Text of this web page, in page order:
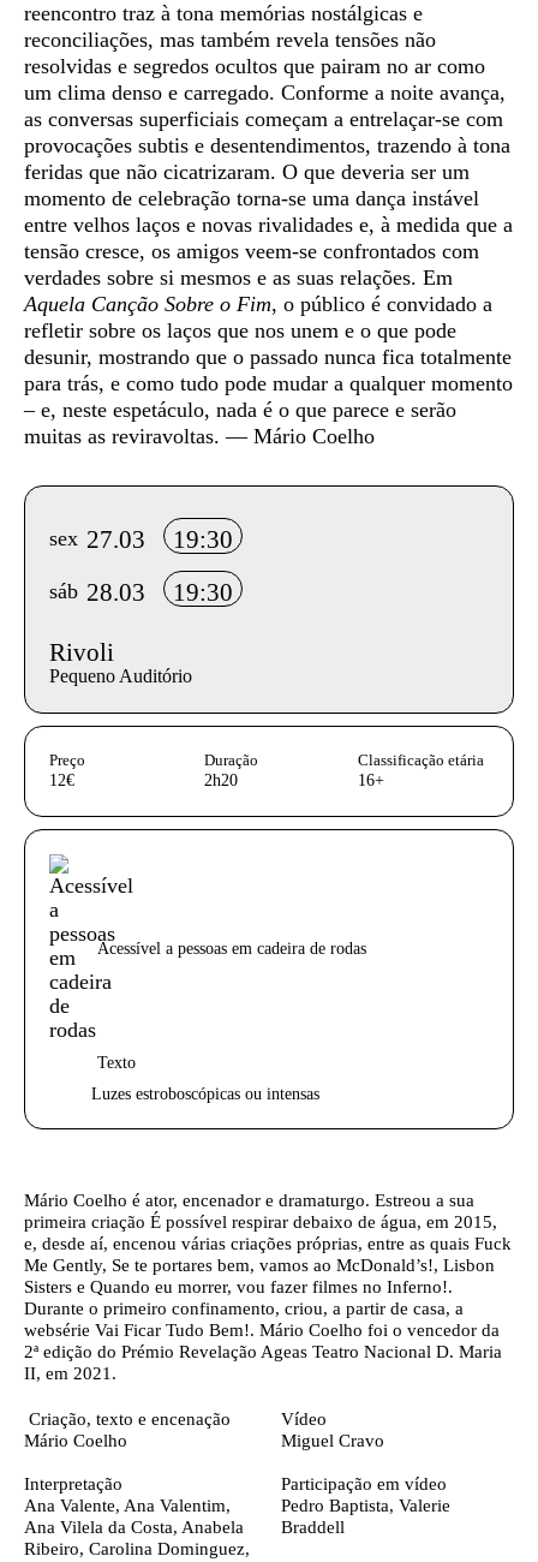
reencontro traz à tona memórias nostálgicas e
reconciliações, mas também revela tensões não
resolvidas e segredos ocultos que pairam no ar como
um clima denso e carregado. Conforme a noite avança,
as conversas superficiais começam a entrelaçar-se com
provocações subtis e desentendimentos, trazendo à tona
feridas que não cicatrizaram. O que deveria ser um
momento de celebração torna-se uma dança instável
entre velhos laços e novas rivalidades e, à medida que a
tensão cresce, os amigos veem-se confrontados com
verdades sobre si mesmos e as suas relações. Em
Aquela Canção Sobre o Fim, o público é convidado a
refletir sobre os laços que nos unem e o que pode
desunir, mostrando que o passado nunca fica totalmente
para trás, e como tudo pode mudar a qualquer momento
– e, neste espetáculo, nada é o que parece e serão
muitas as reviravoltas. — Mário Coelho
Info sobre horário e bilhetes
sex 27.03 19:30
sáb 28.03 19:30
Rivoli
Pequeno Auditório
InformaÃ§Ã£o adicional
Preço
12€
Duração
2h20
Classificação etária
16+
Acessibilidades do espetáculo
Acessível a pessoas em cadeira de rodas
Texto
Luzes estroboscópicas ou intensas
Texto biografia autores
Mário Coelho é ator, encenador e dramaturgo. Estreou a sua
primeira criação É possível respirar debaixo de água, em 2015,
e, desde aí, encenou várias criações próprias, entre as quais Fuck
Me Gently, Se te portares bem, vamos ao McDonald’s!, Lisbon
Sisters e Quando eu morrer, vou fazer filmes no Inferno!.
Durante o primeiro confinamento, criou, a partir de casa, a
websérie Vai Ficar Tudo Bem!. Mário Coelho foi o vencedor da
2ª edição do Prémio Revelação Ageas Teatro Nacional D. Maria
II, em 2021.
Criação, texto e encenação
Mário Coelho
Interpretação
Ana Valente, Ana Valentim,
Ana Vilela da Costa, Anabela
Ribeiro, Carolina Dominguez,
Vídeo
Miguel Cravo
Participação em vídeo
Pedro Baptista, Valerie
Braddell